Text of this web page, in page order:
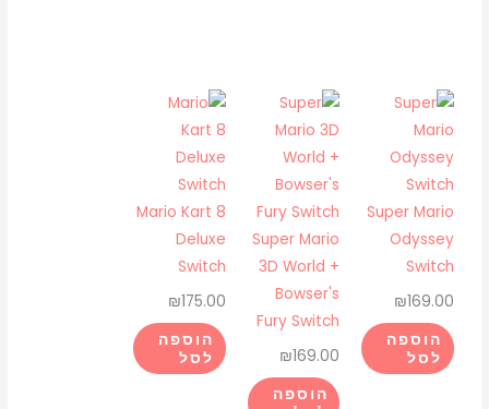
Super Mario
Odyssey
Switch
₪169.00
הוספה
לסל
Super Mario
3D World +
Bowser's
Fury Switch
₪169.00
הוספה
Mario Kart 8
Deluxe
Switch
₪175.00
הוספה
לסל